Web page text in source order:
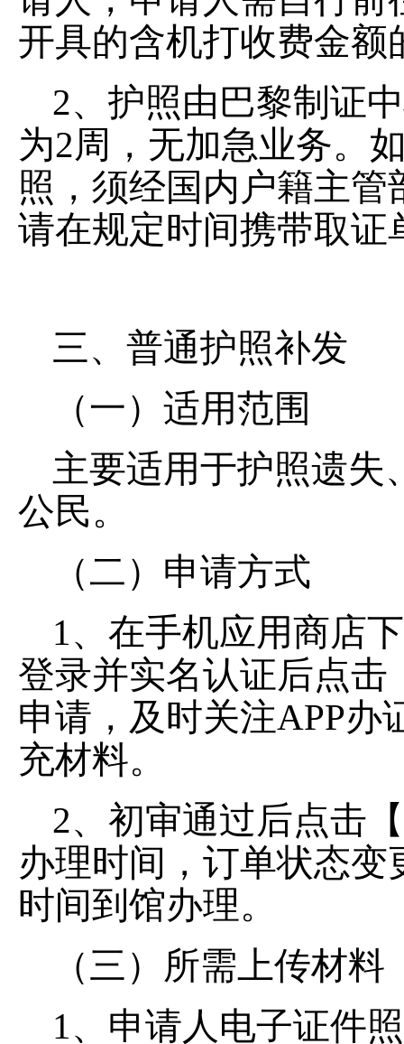
开具的含机打收费金额
2、护照由巴黎制证
为2周，无加急业务。
照，须经国内户籍主
请在规定时间携带取
三、普通护照补发
（一）适用范围
主要适用于护照遗失
公民。
（二）申请方式
1、在手机应用商店
登录并实名认证后点
申请，及时关注APP办
充材料。
2、初审通过后点击
办理时间，订单状态变
时间到馆办理。
（三）所需上传材料
1、申请人电子证件